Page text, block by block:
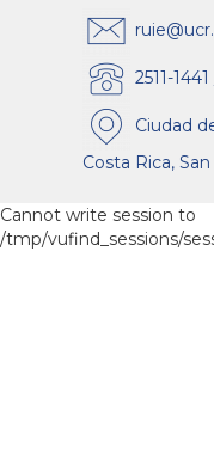
2511-
Ciudad
Costa Rica,
Cannot write session to
/tmp/vufind_sessions/